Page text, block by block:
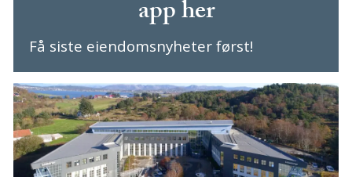
app her
Få siste eiendomsnyheter først!